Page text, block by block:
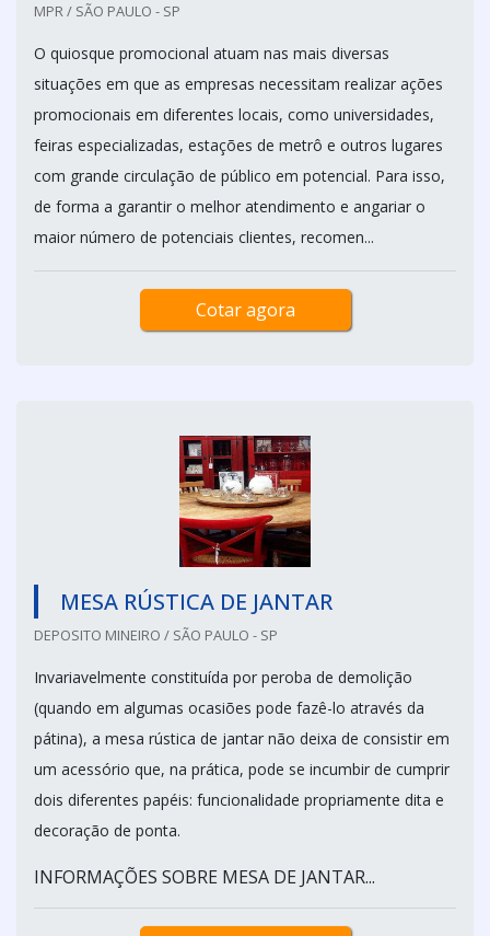
MPR / SÃO PAULO - SP
O quiosque promocional atuam nas mais diversas
situações em que as empresas necessitam realizar ações
promocionais em diferentes locais, como universidades,
feiras especializadas, estações de metrô e outros lugares
com grande circulação de público em potencial. Para isso,
de forma a garantir o melhor atendimento e angariar o
maior número de potenciais clientes, recomen...
Cotar agora
MESA RÚSTICA DE JANTAR
DEPOSITO MINEIRO / SÃO PAULO - SP
Invariavelmente constituída por peroba de demolição
(quando em algumas ocasiões pode fazê-lo através da
pátina), a mesa rústica de jantar não deixa de consistir em
um acessório que, na prática, pode se incumbir de cumprir
dois diferentes papéis: funcionalidade propriamente dita e
decoração de ponta.
INFORMAÇÕES SOBRE MESA DE JANTAR...